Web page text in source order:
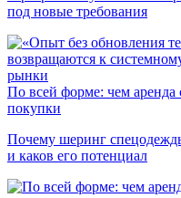
под новые требования
рынки
По всей форме: чем аренда
покупки
Почему шеринг
и каков его потенциал